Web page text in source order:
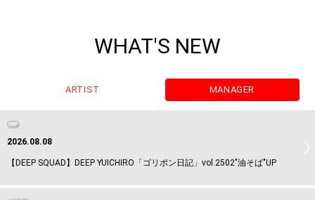
WHAT'S NEW
ARTIST MANAGER
DEEP
2026.08.08
【DEEP SQUAD】DEEP YUICHIRO「ゴリポン日記」vol.2502"油そば"UP